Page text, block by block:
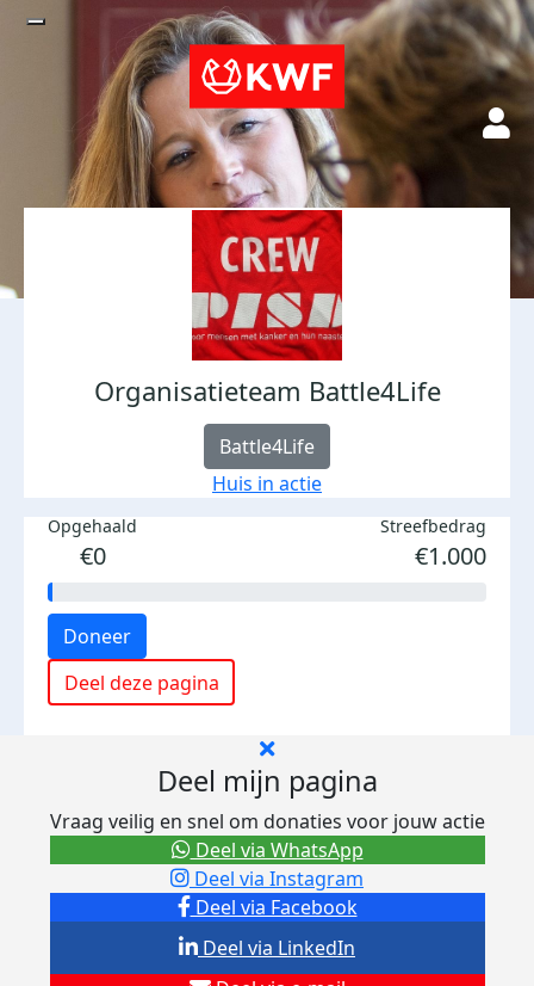
Organisatieteam Battle4Life
Battle4Life
Huis in actie
Opgehaald
€0
Streefbedrag
€1.000
Doneer
Deel deze pagina
Deel mijn pagina
Vraag veilig en snel om donaties voor jouw actie
Deel via Facebook
Deel via Instagram
Deel via LinkedIn
Deel via WhatsApp